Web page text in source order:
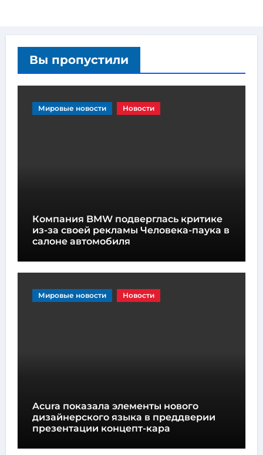
Вы пропустили
Мировые новости Новости
Компания BMW подверглась критике
из-за своей рекламы Человека-паука в
салоне автомобиля
Мировые новости Новости
Acura показала элементы нового
дизайнерского языка в преддверии
презентации концепт-кара